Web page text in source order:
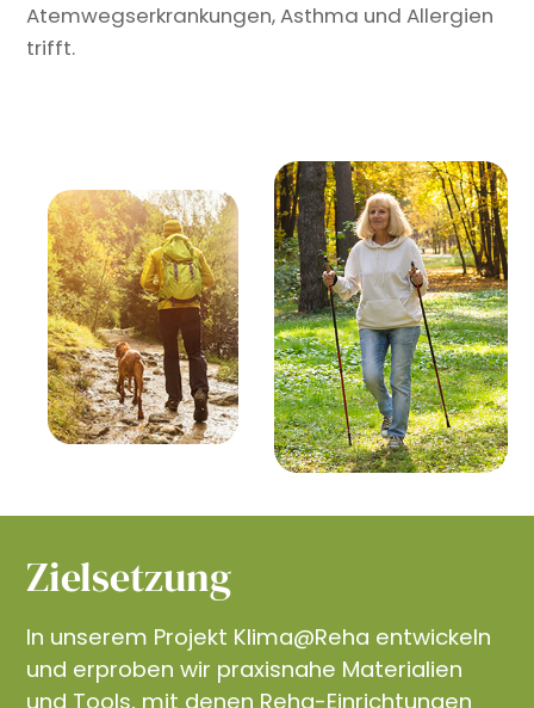
Atemwegserkrankungen, Asthma und Allergien
trifft.
Zielsetzung
In unserem Projekt Klima@Reha entwickeln
und erproben wir praxisnahe Materialien
und Tools, mit denen Reha-Einrichtungen